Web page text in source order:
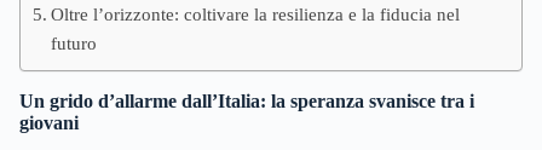
Oltre l’orizzonte: coltivare la resilienza e la fiducia nel
futuro
Un grido d’allarme dall’Italia: la speranza svanisce tra i
giovani